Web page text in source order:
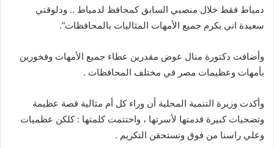
دمياط فقط خلال منصبي السابق كمحافظ لدمياط .. ودلوقتي
سعيدة اني بكرم جميع الأمهات المثاليات بالمحافظات”.
وأضافت دكتورة منال عوض مقدرين عطاء جميع الأمهات وفخورين
بأمهات وعظيمات مصر في مختلف المحافظات .
وأكدت وزيرة التنمية المحلية أن وراء كل أم مثالية قصة عظيمة
وتضحيات كبيرة قدمتها لأسرتها ، واختتمت كلمتها : كلكن عظميات
وعلي راسنا من فوق وتستحقن التكريم .